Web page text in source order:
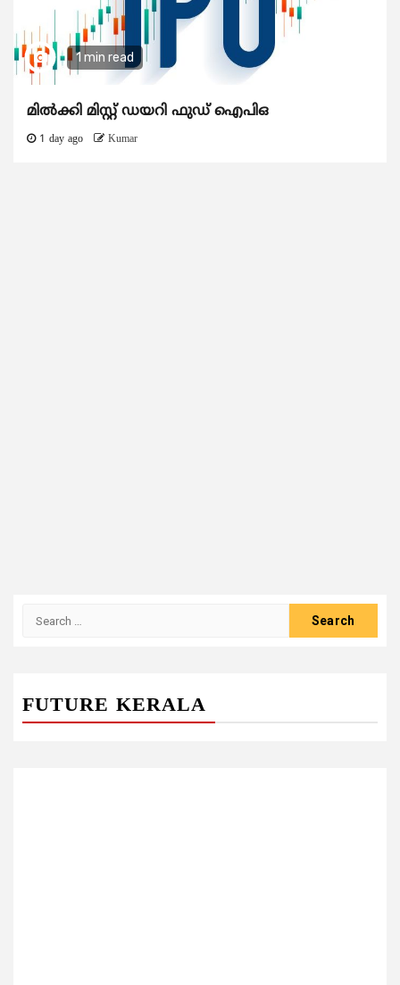
1 min read
മിൽക്കി മിസ്റ്റ് ഡയറി ഫുഡ് ഐപിഒ
1 day ago Kumar
FUTURE KERALA